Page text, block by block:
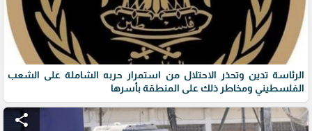
الرئاسة تدين وتحذر الاحتلال من استمرار حربه الشاملة على الشعب
الفلسطيني ومخاطر ذلك على المنطقة بأسرها
share